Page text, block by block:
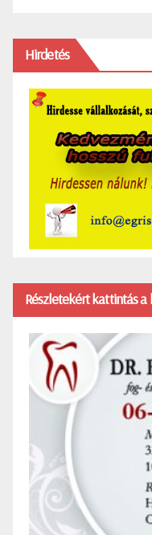
Hirdetés
Részletekért kattintás a